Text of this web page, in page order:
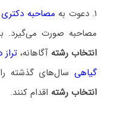
۱. دعوت به مصاحبه دکتری
مصاحبه صورت می‌گیرد.
انتخاب رشته آگاهانه،
گیاهیسال‌های گذشته
انتخاب رشته اقدام کنند.